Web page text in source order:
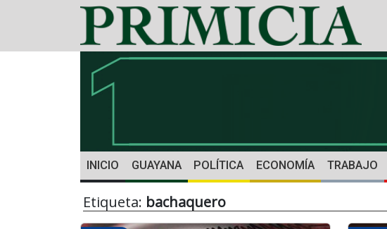
INICIO GUAYANA POLÍTICA ECONOMÍA TRABAJO
Etiqueta: bachaquero